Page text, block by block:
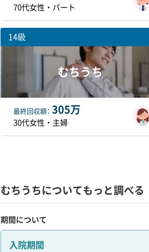
70代女性・パート
14級
むちうち
最終回収額 305万
30代女性・主婦
むちうちについてもっと調べる
期間について
入院期間